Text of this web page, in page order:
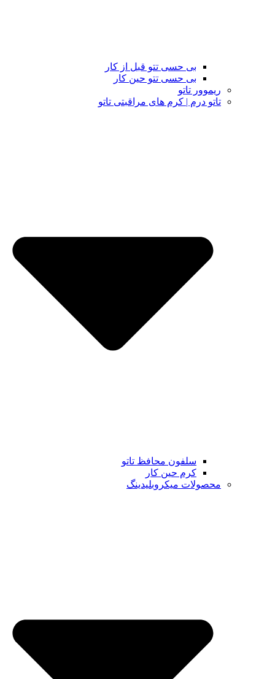
بی حسی تتو قبل از کار
بی حسی تتو حین کار
ریموور تاتو
تاتو درم | کرم های مراقبتی تاتو
سلفون محافظ تاتو
کرم حین کار
محصولات میکروبلیدینگ